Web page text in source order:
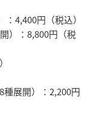
4,400円（税込）
）：8,800円（税
展開）：2,200円